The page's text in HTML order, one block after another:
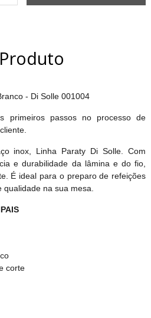
- Di Solle 001004
primeiros passos no processo de
inox, Linha Paraty Di Solle. Com
e durabilidade da lâmina e do fio,
É ideal para o preparo de refeições
qualidade na sua mesa.
corte